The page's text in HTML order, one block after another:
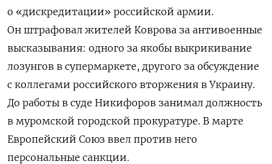
о «дискредитации» российской армии.
Он штрафовал жителей Коврова за антивоенные
высказывания: одного за якобы выкрикивание
лозунгов в супермаркете, другого за обсуждение
с коллегами российского вторжения в Украину.
До работы в суде Никифоров занимал должность
в муромской городской прокуратуре. В марте
Европейский Союз ввел против него
персональные санкции.